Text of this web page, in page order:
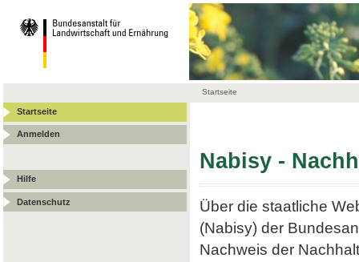
Startseite
Startseite
Anmelden
Hilfe
Datenschutz
Nabisy -
Über die staatliche
(Nabisy) der
Nachweis der